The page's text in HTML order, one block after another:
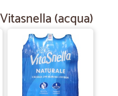
02/10/2021
stelle…
all’interno della scatola c’era
che ha sporcato tutto il resto
(acqua)